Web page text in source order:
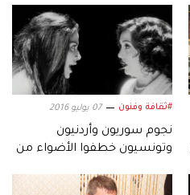
#ثقافة وفنون 07 يوليو 2016
نجوم سوريون وأردنيون
وتونسيون خطفوا الأضواء من